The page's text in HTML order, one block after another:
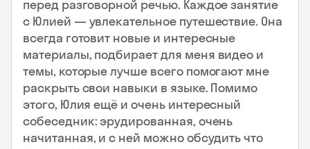
перед разговорной речью. Каждое занятие
с Юлией — увлекательное путешествие. Она
всегда готовит новые и интересные
материалы, подбирает для меня видео и
темы, которые лучше всего помогают мне
раскрыть свои навыки в языке. Помимо
этого, Юлия ещё и очень интересный
собеседник: эрудированная, очень
начитанная, и с ней можно обсудить что